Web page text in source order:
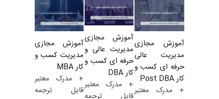
آموزش مجازی
مدیریت عالی
حرفه ای کسب و
کار Post DBA
+ مدرک معتبر
آموزش مجازی
مدیریت عالی و
حرفه ای کسب و
کار DBA
+ مدرک معتبر
قابل ترجمه
آموزش مجازی
مدیریت کسب و
کار MBA
+ مدرک معتبر
قابل ترجمه